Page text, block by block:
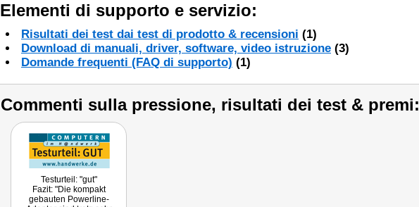
Elementi di supporto e servizio:
Risultati dei test dai test di prodotto & recensioni (1)
Download di manuali, driver, software, video istruzione (3)
Domande frequenti (FAQ di supporto) (1)
Commenti sulla pressione, risultati dei test & premi:
Testurteil: "gut"
Fazit: "Die kompakt
gebauten Powerline-